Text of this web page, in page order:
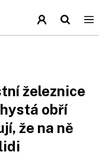
železnice
obří
že na ně